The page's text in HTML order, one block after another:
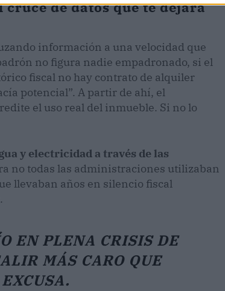
de datos que te dejará
información a una velocidad que
no figura nadie empadronado, si el
fiscal no hay contrato de alquiler
potencial”. A partir de ahí, el
el uso real del inmueble. Si no lo
y electricidad a través de las
no todas las administraciones utilizaban
llevaban años en silencio fiscal
EN PLENA CRISIS DE
MÁS CARO QUE